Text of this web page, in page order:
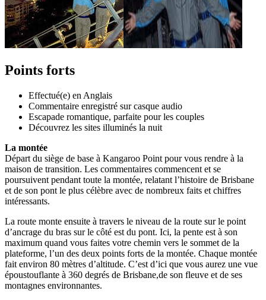
Points forts
Effectué(e) en Anglais
Commentaire enregistré sur casque audio
Escapade romantique, parfaite pour les couples
Découvrez les sites illuminés la nuit
La montée
Départ du siège de base à Kangaroo Point pour vous rendre à la
maison de transition. Les commentaires commencent et se
poursuivent pendant toute la montée, relatant l’histoire de Brisbane
et de son pont le plus célèbre avec de nombreux faits et chiffres
intéressants.
La route monte ensuite à travers le niveau de la route sur le point
d’ancrage du bras sur le côté est du pont. Ici, la pente est à son
maximum quand vous faites votre chemin vers le sommet de la
plateforme, l’un des deux points forts de la montée. Chaque montée
fait environ 80 mètres d’altitude. C’est d’ici que vous aurez une vue
époustouflante à 360 degrés de Brisbane,de son fleuve et de ses
montagnes environnantes.